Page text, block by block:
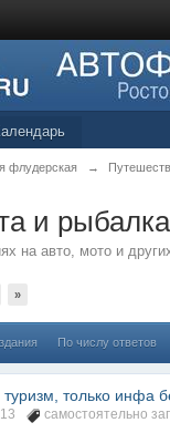
флудерская →
и рыбалка
на авто, мото и
»
По числу ответов
только инфа
самостоятельно